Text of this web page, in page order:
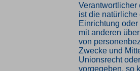
Verantwortlicher
ist die
Einrichtung
mit anderen
von
Zwecke und
Unionsrecht
vorgegeben, so